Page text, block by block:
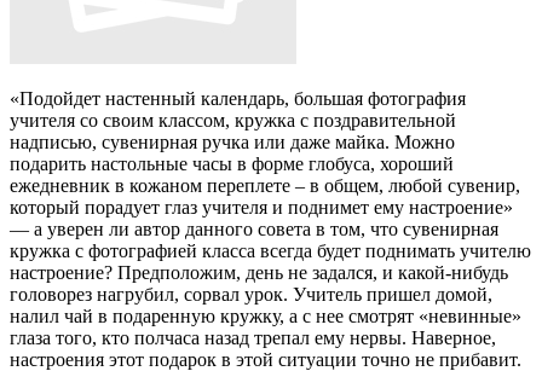
«Подойдет настенный календарь, большая фотография
учителя со своим классом, кружка с поздравительной
надписью, сувенирная ручка или даже майка. Можно
подарить настольные часы в форме глобуса, хороший
ежедневник в кожаном переплете – в общем, любой сувенир,
который порадует глаз учителя и поднимет ему настроение»
— а уверен ли автор данного совета в том, что сувенирная
кружка с фотографией класса всегда будет поднимать учителю
настроение? Предположим, день не задался, и какой-нибудь
головорез нагрубил, сорвал урок. Учитель пришел домой,
налил чай в подаренную кружку, а с нее смотрят «невинные»
глаза того, кто полчаса назад трепал ему нервы. Наверное,
настроения этот подарок в этой ситуации точно не прибавит.